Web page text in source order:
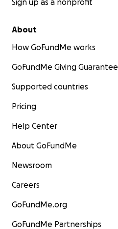
Sign up as a nonprofit
About
How GoFundMe works
GoFundMe Giving Guarantee
Supported countries
Pricing
Help Center
About GoFundMe
Newsroom
Careers
GoFundMe.org
GoFundMe Partnerships